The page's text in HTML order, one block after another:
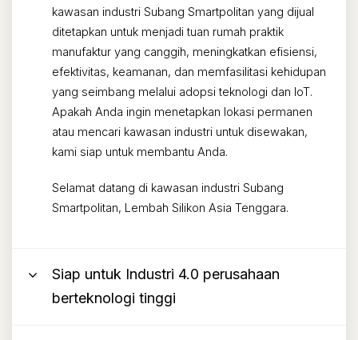
kawasan industri Subang Smartpolitan yang dijual
ditetapkan untuk menjadi tuan rumah praktik
manufaktur yang canggih, meningkatkan efisiensi,
efektivitas, keamanan, dan memfasilitasi kehidupan
yang seimbang melalui adopsi teknologi dan IoT.
Apakah Anda ingin menetapkan lokasi permanen
atau mencari kawasan industri untuk disewakan,
kami siap untuk membantu Anda.
Selamat datang di kawasan industri Subang
Smartpolitan, Lembah Silikon Asia Tenggara.
Siap untuk Industri 4.0 perusahaan
berteknologi tinggi